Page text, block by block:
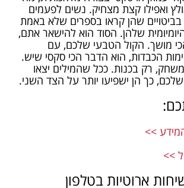
ואפילו קצת מצחיק. נשים לפעמים
שהן קראו בספרים שלא באמת
שלהן. הסוד הוא להישאר אתם,
מושך. הקול הטבעי שלכם, עם
הכבדות, הוא הדבר הכי סקסי שיש.
משחק, רק בכנות. ככל שהמילים יצאו
כך הן ישפיעו יותר על הצד השני.
>>
>>
ארוטיות בטלפון